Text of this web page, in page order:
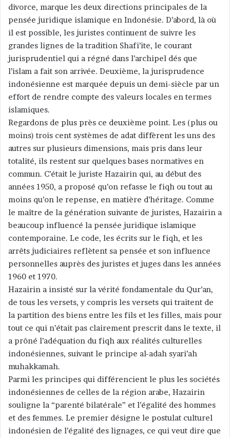
divorce, marque les deux directions principales de la
pensée juridique islamique en Indonésie. D’abord, là où
il est possible, les juristes continuent de suivre les
grandes lignes de la tradition Shafi’ite, le courant
jurisprudentiel qui a régné dans l’archipel dés que
l’islam a fait son arrivée. Deuxième, la jurisprudence
indonésienne est marquée depuis un demi-siècle par un
effort de rendre compte des valeurs locales en termes
islamiques.
Regardons de plus près ce deuxième point. Les (plus ou
moins) trois cent systèmes de adat diffèrent les uns des
autres sur plusieurs dimensions, mais pris dans leur
totalité, ils restent sur quelques bases normatives en
commun. C’était le juriste Hazairin qui, au début des
années 1950, a proposé qu’on refasse le fiqh ou tout au
moins qu’on le repense, en matière d’héritage. Comme
le maître de la génération suivante de juristes, Hazairin a
beaucoup influencé la pensée juridique islamique
contemporaine. Le code, les écrits sur le fiqh, et les
arrêts judiciaires reflètent sa pensée et son influence
personnelles auprès des juristes et juges dans les années
1960 et 1970.
Hazairin a insisté sur la vérité fondamentale du Qur’an,
de tous les versets, y compris les versets qui traitent de
la partition des biens entre les fils et les filles, mais pour
tout ce qui n’était pas clairement prescrit dans le texte, il
a prôné l’adéquation du fiqh aux réalités culturelles
indonésiennes, suivant le principe al-adah syari’ah
muhakkamah.
Parmi les principes qui différencient le plus les sociétés
indonésiennes de celles de la région arabe, Hazairin
souligne la “parenté bilatérale” et l’égalité des hommes
et des femmes. Le premier désigne le postulat culturel
indonésien de l’égalité des lignages, ce qui veut dire que